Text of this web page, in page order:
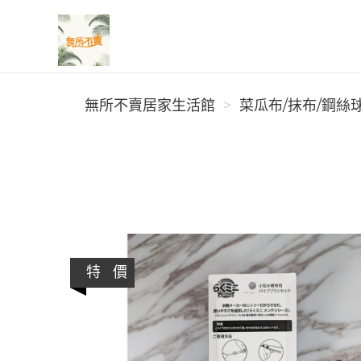
無所不賣居家生活館
無所不賣居家生活館
菜瓜布/抹布/鋼絲
特 價